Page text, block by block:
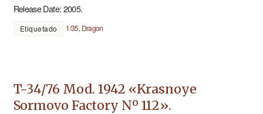
Release Date: 2005.
Etiquetado 1/35, Dragon
T-34/76 Mod. 1942 «Krasnoye
Sormovo Factory Nº 112».